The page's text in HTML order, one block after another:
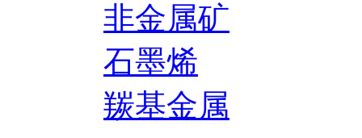
非金属矿
石墨烯
羰基金属